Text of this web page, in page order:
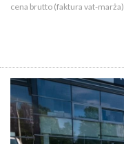
cena brutto (faktura vat-marża)